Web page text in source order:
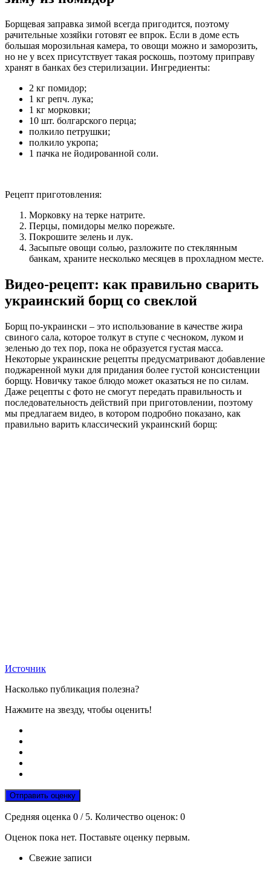
Борщевая заправка зимой всегда пригодится, поэтому
рачительные хозяйки готовят ее впрок. Если в доме есть
большая морозильная камера, то овощи можно и заморозить,
но не у всех присутствует такая роскошь, поэтому приправу
хранят в банках без стерилизации. Ингредиенты:
2 кг помидор;
1 кг репч. лука;
1 кг морковки;
10 шт. болгарского перца;
полкило петрушки;
полкило укропа;
1 пачка не йодированной соли.
Рецепт приготовления:
Морковку на терке натрите.
Перцы, помидоры мелко порежьте.
Покрошите зелень и лук.
Засыпьте овощи солью, разложите по стеклянным
банкам, храните несколько месяцев в прохладном месте.
Видео-рецепт: как правильно сварить
украинский борщ со свеклой
Борщ по-украински – это использование в качестве жира
свиного сала, которое толкут в ступе с чесноком, луком и
зеленью до тех пор, пока не образуется густая масса.
Некоторые украинские рецепты предусматривают добавление
поджаренной муки для придания более густой консистенции
борщу. Новичку такое блюдо может оказаться не по силам.
Даже рецепты с фото не смогут передать правильность и
последовательность действий при приготовлении, поэтому
мы предлагаем видео, в котором подробно показано, как
правильно варить классический украинский борщ:
Источник
Насколько публикация полезна?
Нажмите на звезду, чтобы оценить!
Отправить оценку
Средняя оценка 0 / 5. Количество оценок: 0
Оценок пока нет. Поставьте оценку первым.
Свежие записи